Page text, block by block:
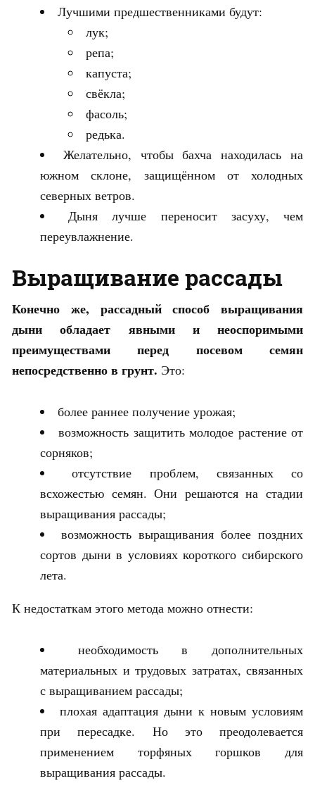
Лучшими предшественниками будут:
лук;
репа;
капуста;
свёкла;
фасоль;
редька.
Желательно, чтобы бахча находилась на
южном склоне, защищённом от холодных
северных ветров.
Дыня лучше переносит засуху, чем
переувлажнение.
Выращивание рассады
Конечно же, рассадный способ выращивания
дыни обладает явными и неоспоримыми
преимуществами перед посевом семян
непосредственно в грунт. Это:
более раннее получение урожая;
возможность защитить молодое растение от
сорняков;
отсутствие проблем, связанных со
всхожестью семян. Они решаются на стадии
выращивания рассады;
возможность выращивания более поздних
сортов дыни в условиях короткого сибирского
лета.
К недостаткам этого метода можно отнести:
необходимость в дополнительных
материальных и трудовых затратах, связанных
с выращиванием рассады;
плохая адаптация дыни к новым условиям
при пересадке. Но это преодолевается
применением торфяных горшков для
выращивания рассады.